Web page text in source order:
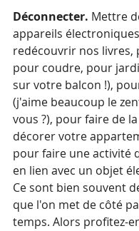
Déconnecter. Mettre
appareils
redécouvrir nos
pour coudre, pour
sur votre balcon !),
(j'aime beaucoup le
vous ?), pour faire de
décorer votre
pour faire une activité
en lien avec un objet
Ce sont bien souvent
que l'on met de côté
temps. Alors profitez-